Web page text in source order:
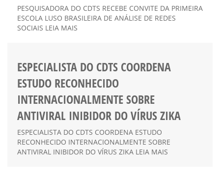
PESQUISADORA DO CDTS RECEBE CONVITE DA PRIMEIRA
ESCOLA LUSO BRASILEIRA DE ANÁLISE DE REDES
SOCIAIS LEIA MAIS
ESPECIALISTA DO CDTS COORDENA
ESTUDO RECONHECIDO
INTERNACIONALMENTE SOBRE
ANTIVIRAL INIBIDOR DO VÍRUS ZIKA
ESPECIALISTA DO CDTS COORDENA ESTUDO
RECONHECIDO INTERNACIONALMENTE SOBRE
ANTIVIRAL INIBIDOR DO VÍRUS ZIKA LEIA MAIS